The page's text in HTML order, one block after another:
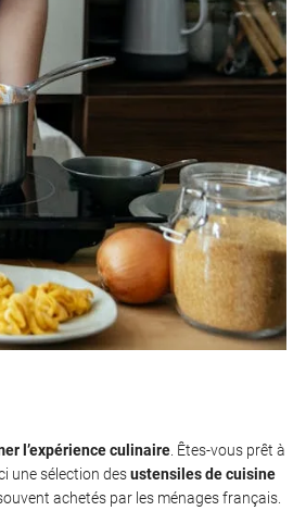
l’expérience culinaire. Êtes-vous prêt à
une sélection desustensiles de cuisine
achetés par les ménages français.